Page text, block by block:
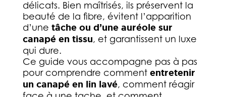
délicats. Bien maîtrisés, ils préservent la
beauté de la fibre, évitent l’apparition
d’une tâche ou d’une auréole sur
canapé en tissu, et garantissent un luxe
qui dure.
Ce guide vous accompagne pas à pas
pour comprendre comment entretenir
un canapé en lin lavé, comment réagir